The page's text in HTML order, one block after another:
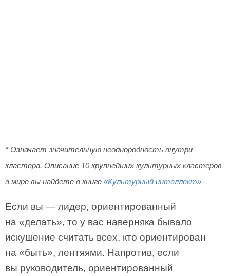
* Означает значительную неоднородность внутри
кластера. Описание 10 крупнейших культурных кластеров
в мире вы найдете в книге «Культурный интеллект»
Если вы — лидер, ориентированный
на «делать», то у вас наверняка бывало
искушение считать всех, кто ориентирован
на «быть», лентяями. Напротив, если
вы руководитель, ориентированный